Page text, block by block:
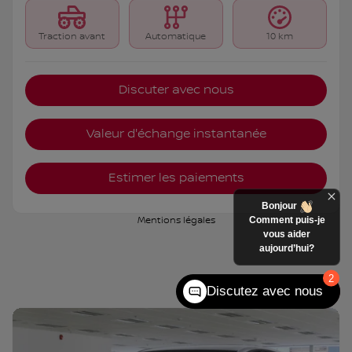
Traction avant Automatique 10 km
Discuter avec nous
Valeur d'échange instantanée
Estimer les paiements
Mentions légales
6 000$de Rabais
2
Bonjour
Comment puis-je
vous aider
aujourd’hui?
Discutez avec nous